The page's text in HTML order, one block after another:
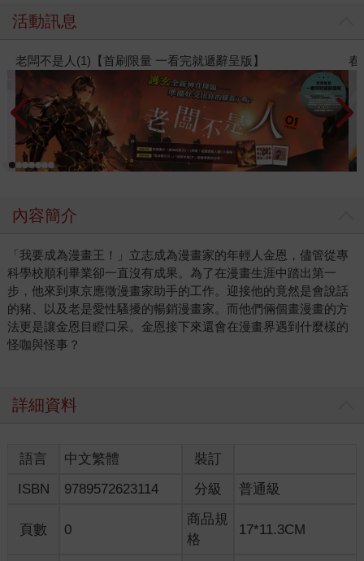
活動訊息
春光ｘ奇幻基地｜全書系展
內容簡介
「我要成為漫畫王！」立志成為漫畫家的年輕人金恩，儘管從專
科學校順利畢業卻一直沒有成果。為了在漫畫生涯中踏出第一
步，他來到東京應徵漫畫家助手的工作。迎接他的竟然是會說話
的豬、以及老是愛性騷擾的暢銷漫畫家。而他們倆個畫漫畫的方
法更是讓金恩目瞪口呆。金恩接下來還會在漫畫界遇到什麼樣的
怪咖與怪事？
詳細資料
語言 中文繁體
裝訂
ISBN
9789572623114 分級 普通級
頁數 0
商品規
格
17*11.3CM